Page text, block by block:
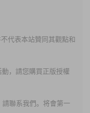
代表本站贊同其觀點和
，請您購買正版授權
聯系我們。将會第一